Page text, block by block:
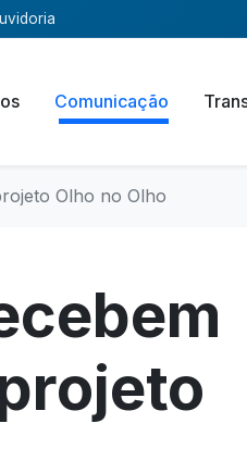
Comunicação
Olho no Olho